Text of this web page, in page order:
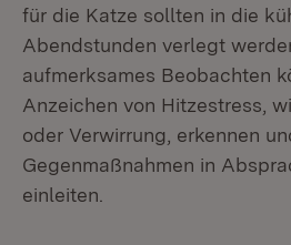
für die Katze sollten in die
Abendstunden verlegt
aufmerksames Beobachten
Anzeichen von Hitzestress,
oder Verwirrung, erkennen
Gegenmaßnahmen in
einleiten.